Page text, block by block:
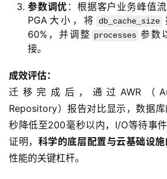
参数调优 ：根据客户业务峰值
PGA大小，将
db_cache_size
60%，并调整 processes 参数
接。
成效评估：
迁移完成后，通过AWR（
Repository）报告对比显示，数据
秒降低至200毫秒以内，I/O等待事
证明， 科学的底层配置与云基础设
性能的关键杠杆。